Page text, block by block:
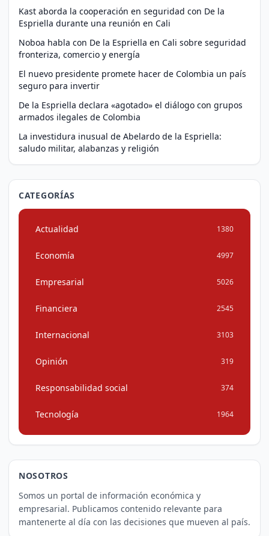
Kast aborda la cooperación en seguridad con De la
Espriella durante una reunión en Cali
Noboa habla con De la Espriella en Cali sobre seguridad
fronteriza, comercio y energía
El nuevo presidente promete hacer de Colombia un país
seguro para invertir
De la Espriella declara «agotado» el diálogo con grupos
armados ilegales de Colombia
La investidura inusual de Abelardo de la Espriella:
saludo militar, alabanzas y religión
CATEGORÍAS
Actualidad 1380
Economía 4997
Empresarial 5026
Financiera 2545
Internacional 3103
Opinión 319
Responsabilidad social 374
Tecnología 1964
NOSOTROS
Somos un portal de información económica y
empresarial. Publicamos contenido relevante para
mantenerte al día con las decisiones que mueven al país.